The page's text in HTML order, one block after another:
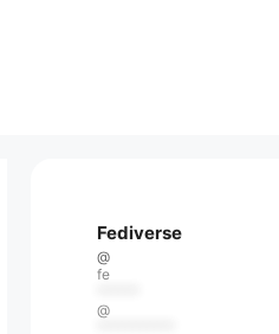
Fediverse
@
fe
@